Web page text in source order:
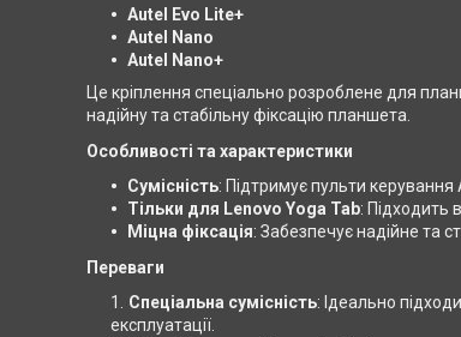
Autel Evo Lite+
Autel Nano
Autel Nano+
Це кріплення спеціально розроблене для
надійну та стабільну фіксацію планшета.
Особливості та характеристики
Сумісність: Підтримує пульти
Тільки для Lenovo Yoga Tab: Підходить
Міцна фіксація: Забезпечує надійне та
Переваги
Спеціальна сумісність: Ідеально
експлуатації.